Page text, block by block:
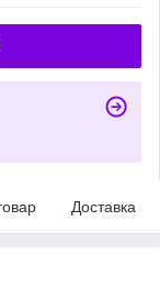
Доставка